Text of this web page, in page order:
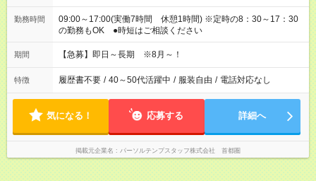
勤務時間
09:00～17:00(実働7時間 休憩1時間) ※定時の8：30～17：30
の勤務もOK ●時短はご相談ください
期間 【急募】即日～長期 ※8月～！
特徴 履歴書不要 / 40～50代活躍中 / 服装自由 / 電話対応なし
気になる！ 応募する 詳細へ
掲載元企業名 パーソルテンプスタッフ株式会社 首都圏